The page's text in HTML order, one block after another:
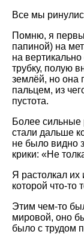
Все мы
Помню, я
папиной) на
на
трубку, полую
землёй, но она
пальцем, из
пустота.
Более сильные
стали дальше
не было видно
крики: «Не
Я растолкал их
которой что-то
Этим чем-то
мировой, оно
было с трудом